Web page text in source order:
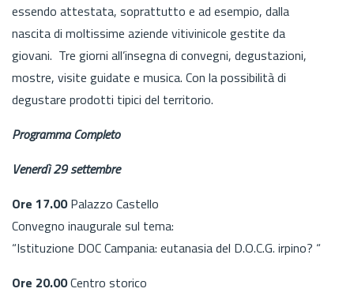
essendo attestata, soprattutto e ad esempio, dalla
nascita di moltissime aziende vitivinicole gestite da
giovani. Tre giorni all’insegna di convegni, degustazioni,
mostre, visite guidate e musica. Con la possibilità di
degustare prodotti tipici del territorio.
Programma Completo
Venerdì 29 settembre
Ore 17.00Palazzo Castello
Convegno inaugurale sul tema:
“Istituzione DOC Campania: eutanasia del D.O.C.G. irpino? “
Ore 20.00Centro storico